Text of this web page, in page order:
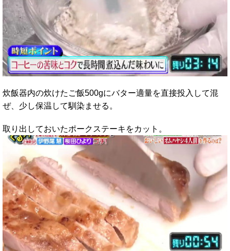
炊飯器内の炊けたご飯500gにバター適量を直接投入して混
ぜ、少し保温して馴染ませる。
取り出しておいたポークステーキをカット。